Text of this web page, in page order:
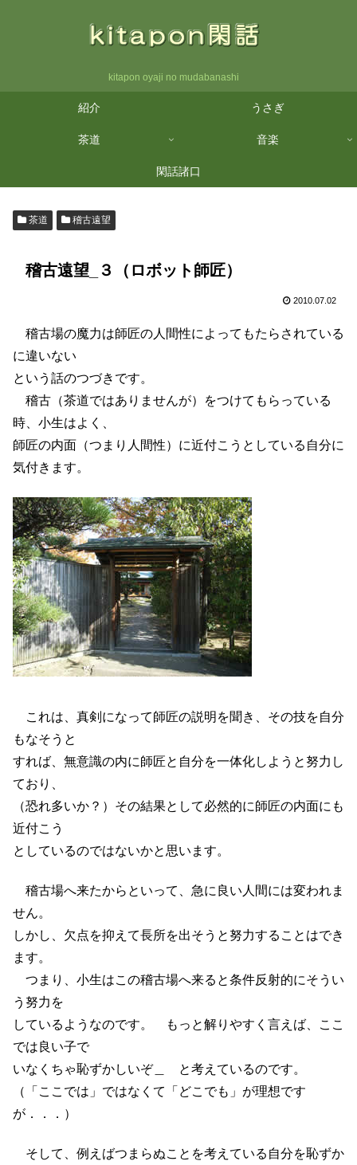
kitapon oyaji no mudabanashi
紹介 うさぎ
茶道 音楽
閑話諸口
茶道 稽古遠望
稽古遠望_３（ロボット師匠）
2010.07.02
稽古場の魔力は師匠の人間性によってもたらされている
に違いない
という話のつづきです。
稽古（茶道ではありませんが）をつけてもらっている
時、小生はよく、
師匠の内面（つまり人間性）に近付こうとしている自分に
気付きます。
これは、真剣になって師匠の説明を聞き、その技を自分
もなそうと
すれば、無意識の内に師匠と自分を一体化しようと努力し
ており、
（恐れ多いか？）その結果として必然的に師匠の内面にも
近付こう
としているのではないかと思います。
稽古場へ来たからといって、急に良い人間には変われま
せん。
しかし、欠点を抑えて長所を出そうと努力することはでき
ます。
つまり、小生はこの稽古場へ来ると条件反射的にそうい
う努力を
しているようなのです。 もっと解りやすく言えば、ここ
では良い子で
いなくちゃ恥ずかしいぞ＿ と考えているのです。
（「ここでは」ではなくて「どこでも」が理想です
が．．．）
そして、例えばつまらぬことを考えている自分を恥ずか